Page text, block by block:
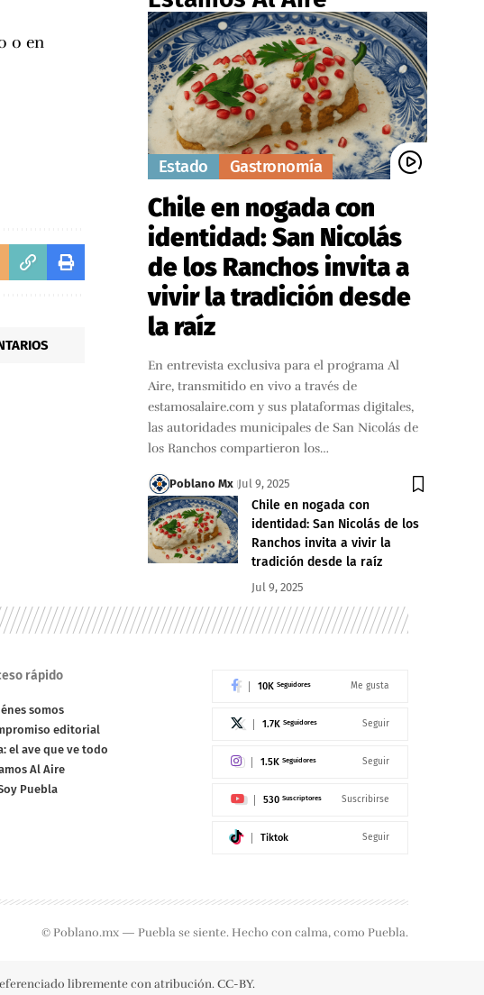
o en
Estado Gastronomía
Chile en nogada con
identidad: San Nicolás
de los Ranchos invita a
vivir la tradición desde
la raíz
En entrevista exclusiva para el programa Al
Aire, transmitido en vivo a través de
estamosalaire.com y sus plataformas digitales,
las autoridades municipales de San Nicolás de
los Ranchos compartieron los…
Poblano Mx Jul 9, 2025
Chile en nogada con
identidad: San Nicolás de los
Ranchos invita a vivir la
tradición desde la raíz
Jul 9, 2025
rápido
somos
editorial
el ave que ve todo
Al Aire
Puebla
10K Seguidores Me gusta
1.7K Seguidores Seguir
1.5K Seguidores Seguir
530 Suscriptores Suscribirse
Tiktok Seguir
© Poblano.mx — Puebla se siente. Hecho con calma, como Puebla.
libremente con atribución. CC-BY.